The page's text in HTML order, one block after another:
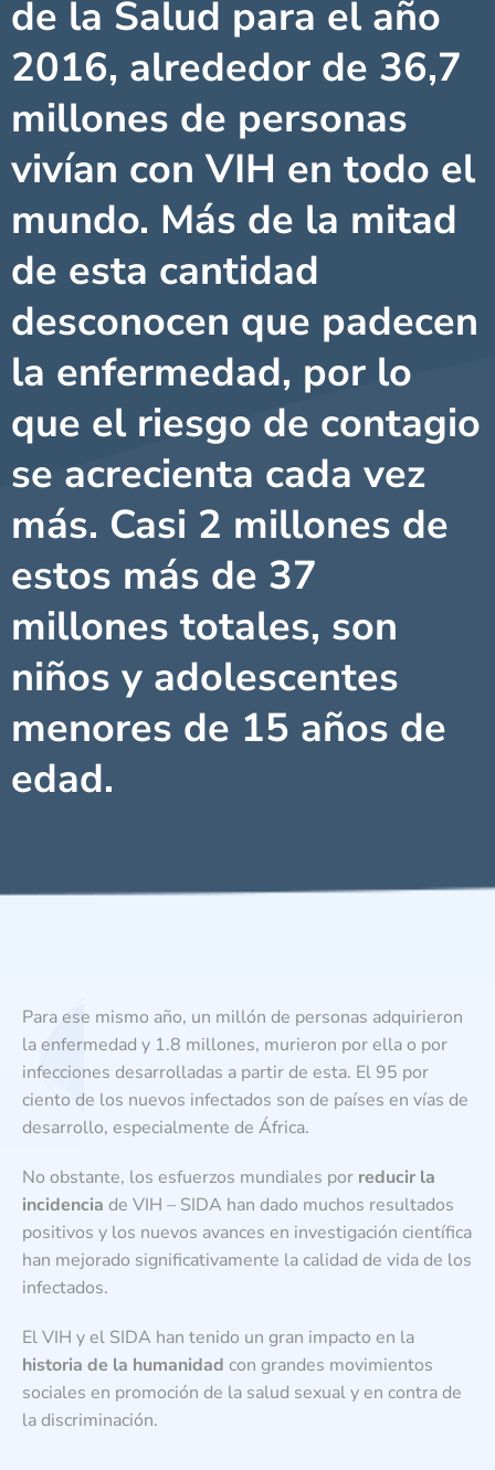
de la Salud para el año
2016, alrededor de 36,7
millones de personas
vivían con VIH en todo el
mundo. Más de la mitad
de esta cantidad
desconocen que padecen
la enfermedad, por lo
que el riesgo de contagio
se acrecienta cada vez
más. Casi 2 millones de
estos más de 37
millones totales, son
niños y adolescentes
menores de 15 años de
edad.
Para ese mismo año, un millón de personas adquirieron
la enfermedad y 1.8 millones, murieron por ella o por
infecciones desarrolladas a partir de esta. El 95 por
ciento de los nuevos infectados son de países en vías de
desarrollo, especialmente de África.
No obstante, los esfuerzos mundiales por reducir la
incidencia de VIH – SIDA han dado muchos resultados
positivos y los nuevos avances en investigación científica
han mejorado significativamente la calidad de vida de los
infectados.
El VIH y el SIDA han tenido un gran impacto en la
historia de la humanidad con grandes movimientos
sociales en promoción de la salud sexual y en contra de
la discriminación.